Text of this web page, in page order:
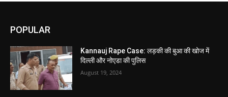
POPULAR
Kannauj Rape Case: लड़की की बुआ की खोज में
दिल्ली और नोएडा की पुलिस
August 19, 2024